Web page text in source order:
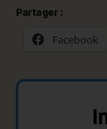
Partager :
Facebook